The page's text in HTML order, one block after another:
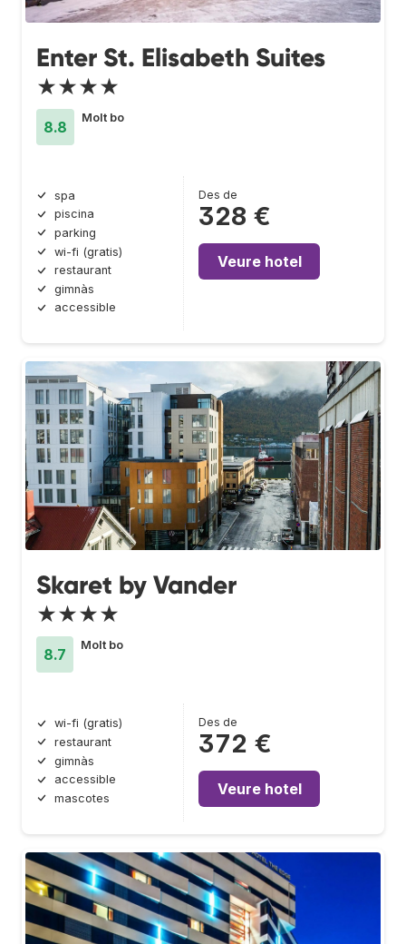
Enter St. Elisabeth Suites
★★★★
8.8
Molt bo
spa
piscina
parking
wi-fi (gratis)
restaurant
gimnàs
accessible
Des de
328 €
Veure hotel
Skaret by Vander
★★★★
8.7
Molt bo
wi-fi (gratis)
restaurant
gimnàs
accessible
mascotes
Des de
372 €
Veure hotel